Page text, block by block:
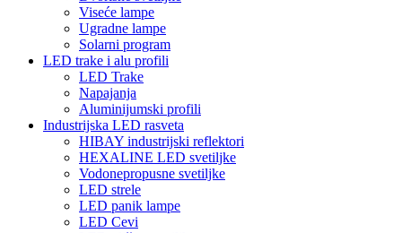
Viseće lampe
Ugradne lampe
Solarni program
LED trake i alu profili
LED Trake
Napajanja
Aluminijumski profili
Industrijska LED rasveta
HIBAY industrijski reflektori
HEXALINE LED svetiljke
Vodonepropusne svetiljke
LED strele
LED panik lampe
LED Cevi